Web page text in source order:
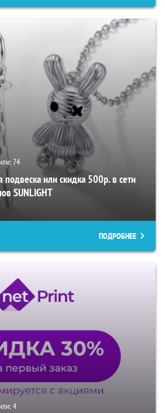
74
подвеска или скидка 500р. в сети
SUNLIGHT
ПОДРОБНЕЕ
4